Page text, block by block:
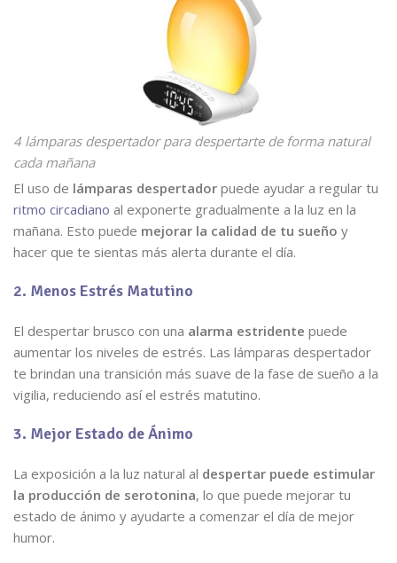
4 lámparas despertador para despertarte de forma natural
cada mañana
El uso de lámparas despertador puede ayudar a regular tu
ritmo circadiano al exponerte gradualmente a la luz en la
mañana. Esto puede mejorar la calidad de tu sueño y
hacer que te sientas más alerta durante el día.
2. Menos Estrés Matutino
El despertar brusco con una alarma estridente puede
aumentar los niveles de estrés. Las lámparas despertador
te brindan una transición más suave de la fase de sueño a la
vigilia, reduciendo así el estrés matutino.
3. Mejor Estado de Ánimo
La exposición a la luz natural al despertar puede estimular
la producción de serotonina, lo que puede mejorar tu
estado de ánimo y ayudarte a comenzar el día de mejor
humor.